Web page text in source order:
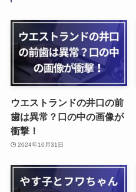
ウエストランドの井口の前
歯は異常？口の中の画像が
衝撃！
2024年10月31日